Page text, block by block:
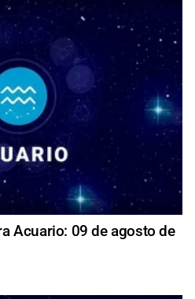
Acuario: 09 de agosto de